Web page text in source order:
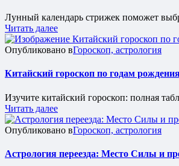
Лунный календарь стрижек поможет
Читать далее
Опубликовано вГороскоп, астрология
Китайский гороскоп по годам
Изучите китайский гороскоп: полная
Читать далее
Опубликовано вГороскоп, астрология
Астрология переезда: Место Силы и